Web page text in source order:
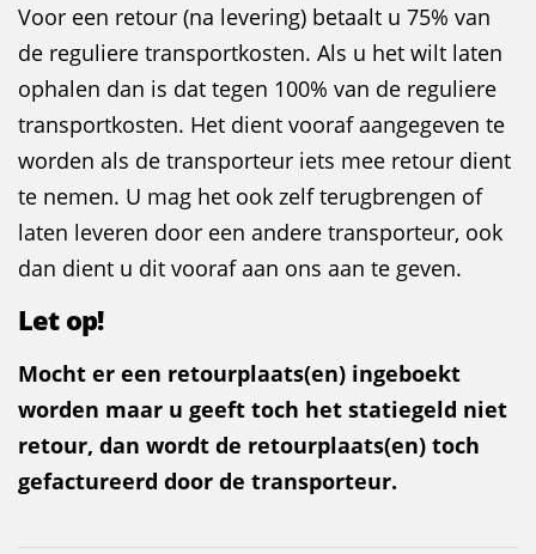
Voor een retour (na levering) betaalt u 75% van
de reguliere transportkosten. Als u het wilt laten
ophalen dan is dat tegen 100% van de reguliere
transportkosten. Het dient vooraf aangegeven te
worden als de transporteur iets mee retour dient
te nemen. U mag het ook zelf terugbrengen of
laten leveren door een andere transporteur, ook
dan dient u dit vooraf aan ons aan te geven.
Let op!
Mocht er een retourplaats(en) ingeboekt
worden maar u geeft toch het statiegeld niet
retour, dan wordt de retourplaats(en) toch
gefactureerd door de transporteur.